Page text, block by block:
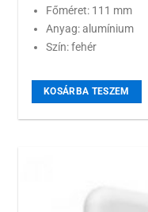
Főméret: 111 mm
Anyag: alumínium
Szín: fehér
KOSÁRBA TESZEM